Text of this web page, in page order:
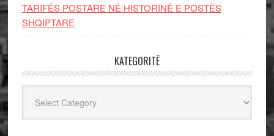
TARIFËS POSTARE NË HISTORINË E POSTËS
SHQIPTARE
KATEGORITË